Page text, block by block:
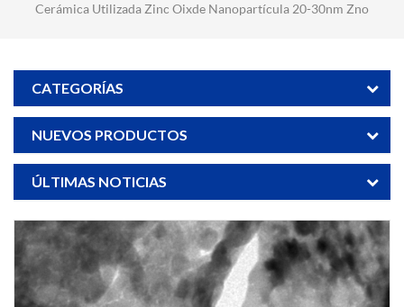
Cerámica Utilizada Zinc Oixde Nanopartícula 20-30nm Zno
CATEGORÍAS
NUEVOS PRODUCTOS
ÚLTIMAS NOTICIAS